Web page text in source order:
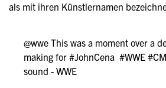
als mit ihren Künstlernamen
@wweThis was a moment over a
making for #JohnCena‍ #WWE
sound - WWE